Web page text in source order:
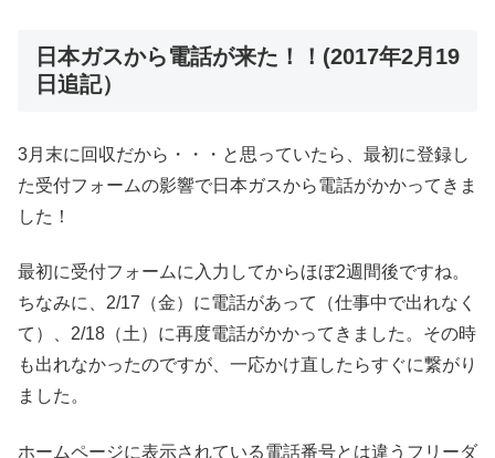
日本ガスから電話が来た！！(2017年2月19
日追記）
3月末に回収だから・・・と思っていたら、最初に登録し
た受付フォームの影響で日本ガスから電話がかかってきま
した！
最初に受付フォームに入力してからほぼ2週間後ですね。
ちなみに、2/17（金）に電話があって（仕事中で出れなく
て）、2/18（土）に再度電話がかかってきました。その時
も出れなかったのですが、一応かけ直したらすぐに繋がり
ました。
ホームページに表示されている電話番号とは違うフリーダ